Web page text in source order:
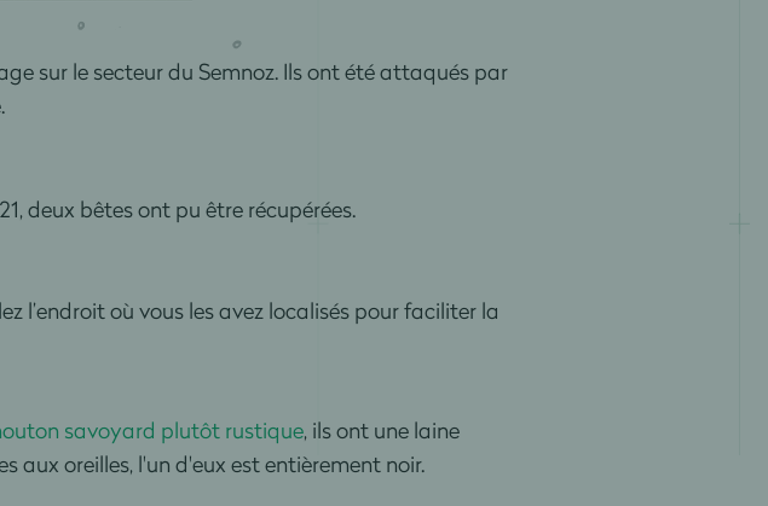
sur le secteur du Semnoz. Ils ont été attaqués par
deux bêtes ont pu être récupérées.
l’endroit où vous les avez localisés pour faciliter la
savoyard plutôt rustique, ils ont une laine
aux oreilles, l'un d'eux est entièrement noir.